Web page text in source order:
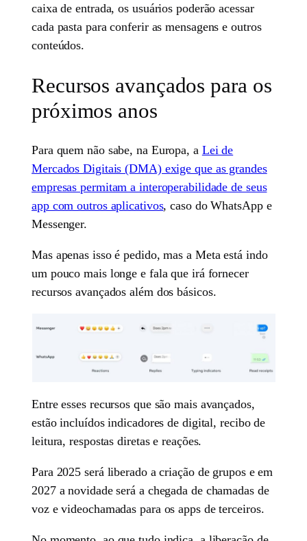
caixa de entrada, os usuários poderão acessar
cada pasta para conferir as mensagens e outros
conteúdos.
Recursos avançados para os
próximos anos
Para quem não sabe, na Europa, a Lei de
Mercados Digitais (DMA) exige que as grandes
empresas permitam a interoperabilidade de seus
app com outros aplicativos, caso do WhatsApp e
Messenger.
Mas apenas isso é pedido, mas a Meta está indo
um pouco mais longe e fala que irá fornecer
recursos avançados além dos básicos.
Entre esses recursos que são mais avançados,
estão incluídos indicadores de digital, recibo de
leitura, respostas diretas e reações.
Para 2025 será liberado a criação de grupos e em
2027 a novidade será a chegada de chamadas de
voz e videochamadas para os apps de terceiros.